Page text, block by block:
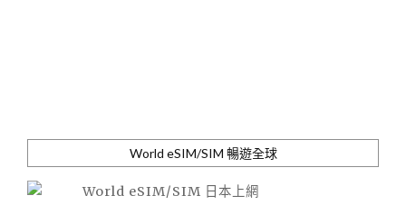
World eSIM/SIM 暢遊全球